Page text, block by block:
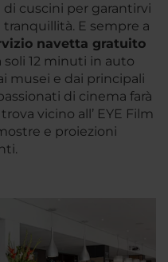
cuscini per garantirvi
E sempre a
navetta gratuito
soli 12 minuti in auto
musei e dai principali
di cinema farà
vicino all’ EYE Film
e proiezioni